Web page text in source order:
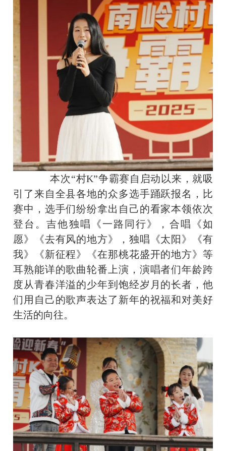
本次“村K”争霸赛自启动以来，就吸
引了来自全县各地的众多选手踊跃报名，比
赛中，选手们纷纷拿出自己的看家本领依次
登台。吉他独唱《一路同行》，合唱《如
愿》《去有风的地方》，独唱《太阳》《有
我》《新征程》《在那桃花盛开的地方》等
耳熟能详的歌曲轮番上演，演唱者们年龄跨
度从青春洋溢的少年到饱经岁月的长者，他
们用自己的歌声表达了新年的祝福和对美好
生活的向往。